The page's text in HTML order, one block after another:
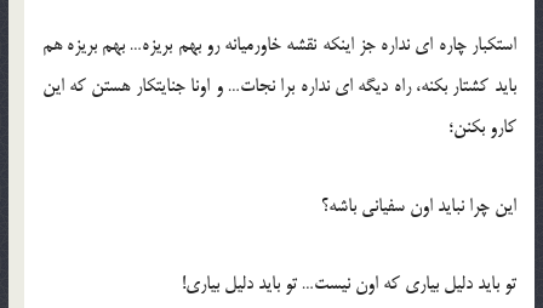
استکبار چاره ای نداره جز اینکه نقشه خاورمیانه رو بهم بریزه… بهم بریزه هم
باید کشتار بکنه، راه دیگه ای نداره برا نجات… و اونا جنایتکار هستن که این
کارو بکنن؛
این چرا نباید اون سفیانی باشه؟
تو باید دلیل بیاری که اون نیست… تو باید دلیل بیاری!